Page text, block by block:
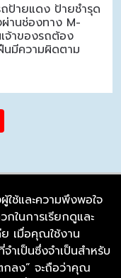
ป้ายแดง ป้ายชำรุด
านช่องทาง M-
จ้าของรถต้อง
นมีความผิดตาม
ใช้และความพึงพอใจ
ในการเรียกดูและ
เมื่อคุณใช้งาน
เป็นซึ่งจำเป็นสำหรับ
กลง” จะถือว่าคุณ